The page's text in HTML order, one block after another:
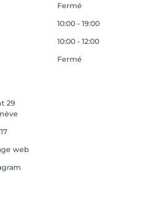
Fermé
10:00 - 19:00
10:00 - 12:00
Fermé
29
web